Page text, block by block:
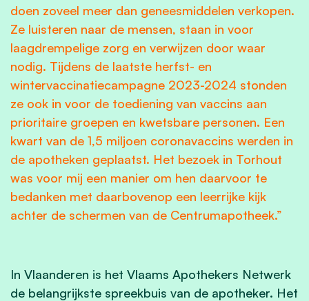
doen zoveel meer dan geneesmiddelen verkopen.
Ze luisteren naar de mensen, staan in voor
laagdrempelige zorg en verwijzen door waar
nodig. Tijdens de laatste herfst- en
wintervaccinatiecampagne 2023-2024 stonden
ze ook in voor de toediening van vaccins aan
prioritaire groepen en kwetsbare personen. Een
kwart van de 1,5 miljoen coronavaccins werden in
de apotheken geplaatst. Het bezoek in Torhout
was voor mij een manier om hen daarvoor te
bedanken met daarbovenop een leerrijke kijk
achter de schermen van de Centrumapotheek.”
In Vlaanderen is het Vlaams Apothekers Netwerk
de belangrijkste spreekbuis van de apotheker. Het